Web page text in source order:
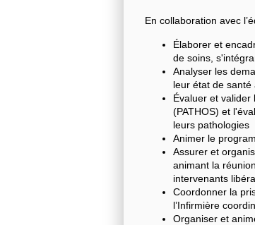
En collaboration avec
Élaborer et
de soins,
Analyser les
leur état de santé
Évaluer et valider
(PATHOS) et
leurs pathologies
Animer le
Assurer et
animant la
intervenants
Coordonner la
l’Infirmière
Organiser et